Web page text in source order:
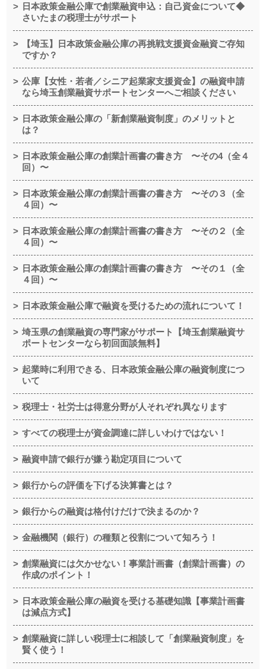
日本政策金融公庫で創業融資申込：自己資金について◆
さいたまの税理士がサポート
【埼玉】日本政策金融公庫の再挑戦支援資金融資ご存知
ですか？
公庫【女性・若者／シニア起業家支援資金】の融資申請
なら埼玉創業融資サポートセンターへご相談ください
日本政策金融公庫の「新創業融資制度」のメリットと
は？
日本政策金融公庫の創業計画書の書き方 〜その4（全４
回）〜
日本政策金融公庫の創業計画書の書き方 〜その３（全
４回）〜
日本政策金融公庫の創業計画書の書き方 〜その２（全
４回）〜
日本政策金融公庫の創業計画書の書き方 〜その１（全
４回）〜
日本政策金融公庫で融資を受けるための流れについて！
埼玉県の創業融資の専門家がサポート【埼玉創業融資サ
ポートセンターなら初回面談無料】
起業時に利用できる、日本政策金融公庫の融資制度につ
いて
税理士・社労士は得意分野が人それぞれ異なります
すべての税理士が資金調達に詳しいわけではない！
融資申請で銀行が嫌う勘定項目について
銀行からの評価を下げる決算書とは？
銀行からの融資は格付けだけで決まるのか？
金融機関（銀行）の種類と役割について知ろう！
創業融資には欠かせない！事業計画書（創業計画書）の
作成のポイント！
日本政策金融公庫の融資を受ける基礎知識【事業計画書
は減点方式】
創業融資に詳しい税理士に相談して「創業融資制度」を
賢く使う！